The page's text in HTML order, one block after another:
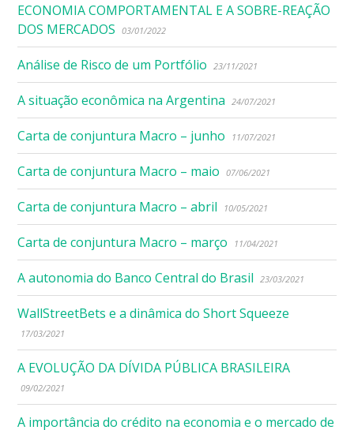
ECONOMIA COMPORTAMENTAL E A SOBRE-REAÇÃO
DOS MERCADOS
03/01/2022
Análise de Risco de um Portfólio 23/11/2021
A situação econômica na Argentina 24/07/2021
Carta de conjuntura Macro – junho 11/07/2021
Carta de conjuntura Macro – maio 07/06/2021
Carta de conjuntura Macro – abril 10/05/2021
Carta de conjuntura Macro – março 11/04/2021
A autonomia do Banco Central do Brasil 23/03/2021
WallStreetBets e a dinâmica do Short Squeeze
17/03/2021
A EVOLUÇÃO DA DÍVIDA PÚBLICA BRASILEIRA
09/02/2021
A importância do crédito na economia e o mercado de